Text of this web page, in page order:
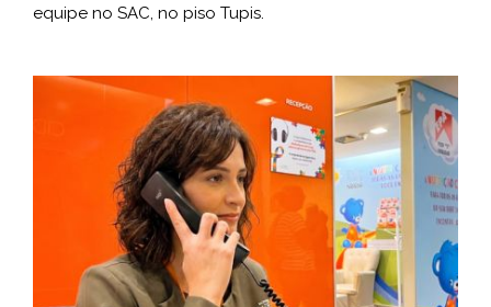
equipe no SAC, no piso Tupis.